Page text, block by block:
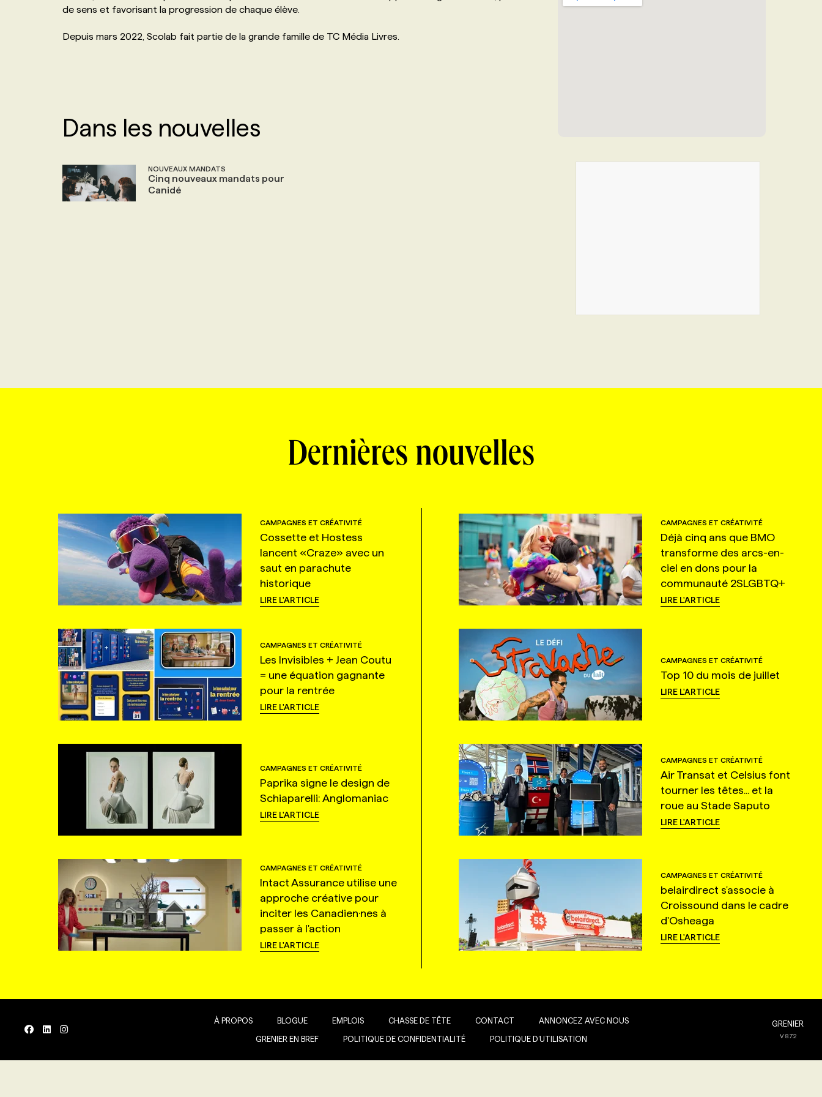
NOS TARIFS
ANNONCEZ AVEC NOUS
ANNONCEZ AVEC NOUS
de sens et favorisant la progression de chaque élève.
Depuis mars 2022, Scolab fait partie de la grande famille de TC Média Livres.
Dans les nouvelles
NOUVEAUX MANDATS
Cinq nouveaux mandats pour
Canidé
Dernières nouvelles
CAMPAGNES ET CRÉATIVITÉ
Cossette et Hostess
lancent «Craze» avec un
saut en parachute
historique
LIRE L'ARTICLE
CAMPAGNES ET CRÉATIVITÉ
Déjà cinq ans que BMO
transforme des arcs-en-
ciel en dons pour la
communauté 2SLGBTQ+
LIRE L'ARTICLE
CAMPAGNES ET CRÉATIVITÉ
Les Invisibles + Jean Coutu
= une équation gagnante
pour la rentrée
LIRE L'ARTICLE
CAMPAGNES ET CRÉATIVITÉ
Top 10 du mois de juillet
LIRE L'ARTICLE
CAMPAGNES ET CRÉATIVITÉ
Paprika signe le design de
Schiaparelli: Anglomaniac
LIRE L'ARTICLE
CAMPAGNES ET CRÉATIVITÉ
Air Transat et Celsius font
tourner les têtes... et la
roue au Stade Saputo
LIRE L'ARTICLE
CAMPAGNES ET CRÉATIVITÉ
Intact Assurance utilise une
approche créative pour
inciter les Canadien·nes à
passer à l'action
LIRE L'ARTICLE
CAMPAGNES ET CRÉATIVITÉ
belairdirect s'associe à
Croissound dans le cadre
d'Osheaga
LIRE L'ARTICLE
À PROPOS BLOGUE EMPLOIS CHASSE DE TÊTE CONTACT ANNONCEZ AVEC NOUS
GRENIER EN BREF POLITIQUE DE CONFIDENTIALITÉ POLITIQUE D’UTILISATION
GRENIER
V8.7.2